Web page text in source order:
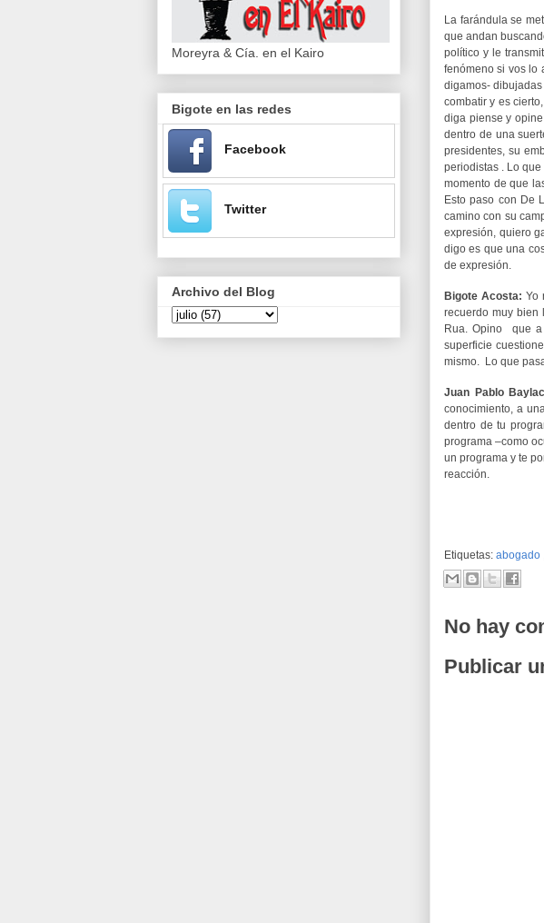
La farándula se
que andan
político y le
fenómeno si vos lo
digamos-
combatir y es
diga piense y
dentro de una
presidentes, su
periodistas . Lo
momento de que
Esto paso con De
camino con su
expresión, quiero
digo es que una
de expresión.
Bigote Acosta: Yo
recuerdo muy bien
Rua. Opino que
superficie
mismo. Lo que
Juan Pablo
conocimiento, a
dentro de tu
programa –como
un programa y te
reacción.
Etiquetas: abogado
No hay
Publicar
Moreyra & Cía. en el Kairo
Bigote en las redes
Facebook
Twitter
Archivo del Blog